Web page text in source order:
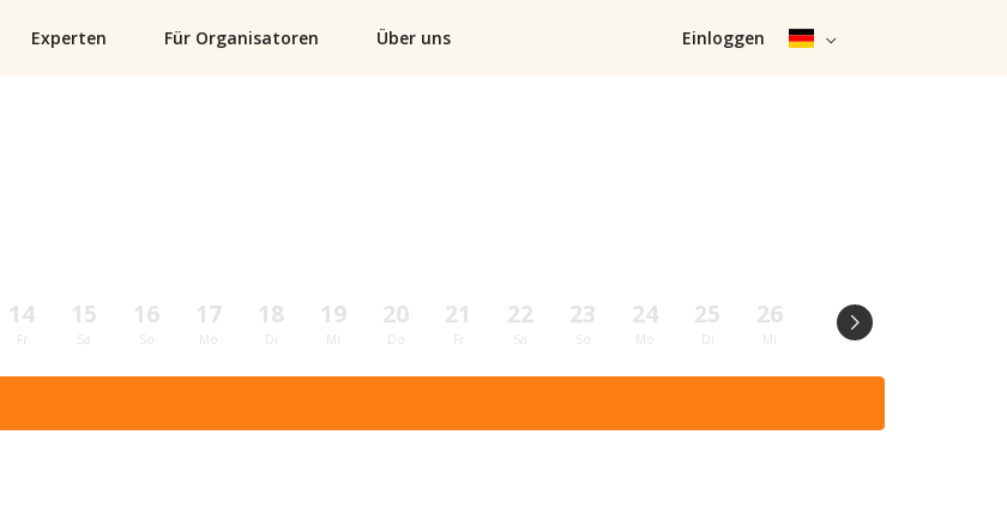
Experten Für Organisatoren Über uns Einloggen
14
Fr
15
Sa
16
So
17
Mo
18
Di
19
Mi
20
Do
21
Fr
22
Sa
23
So
24
Mo
25
Di
26
Mi
27
Do